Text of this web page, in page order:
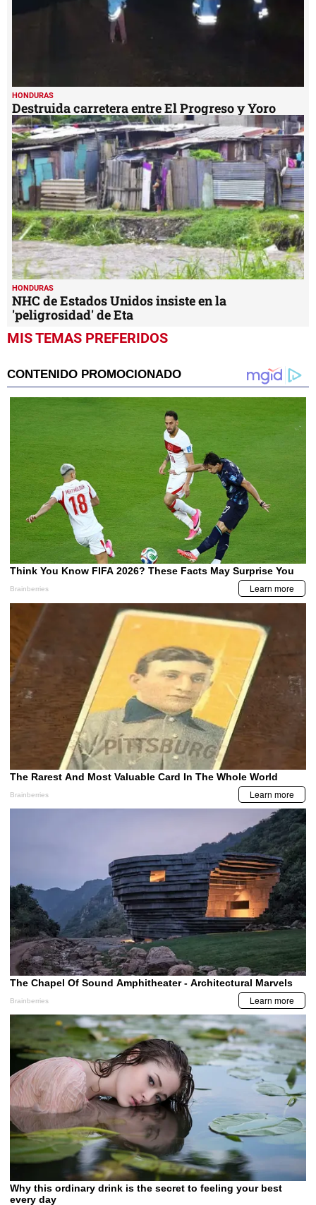
HONDURAS
Destruida carretera entre El Progreso y Yoro
HONDURAS
NHC de Estados Unidos insiste en la
'peligrosidad' de Eta
MIS TEMAS PREFERIDOS